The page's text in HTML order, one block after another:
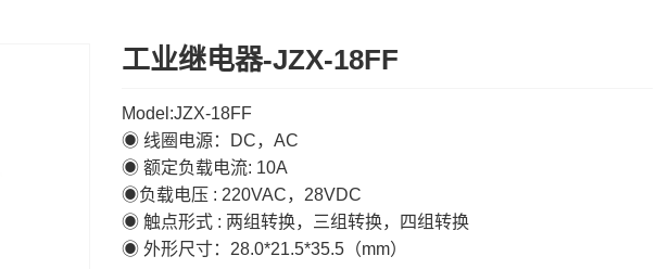
工业继电器-JZX-18FF
Model:JZX-18FF
◉ 线圈电源：DC，AC
◉ 额定负载电流: 10A
◉负载电压 : 220VAC，28VDC
◉ 触点形式 : 两组转换，三组转换，四组转换
◉ 外形尺寸：28.0*21.5*35.5（mm）